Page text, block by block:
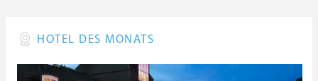
HOTEL DES MONATS